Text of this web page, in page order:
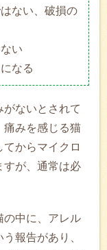
ない、破損の
い
なる
ないとされて
痛みを感じる猫
からマイクロ
すが、通常は必
の中に、アレル
報告があり、